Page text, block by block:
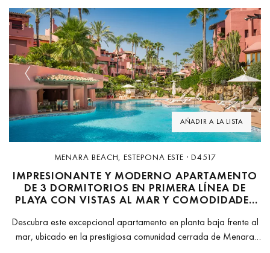
AÑADIR A LA LISTA
Previous Next
MENARA BEACH, ESTEPONA ESTE · D4517
IMPRESIONANTE Y MODERNO APARTAMENTO
DE 3 DORMITORIOS EN PRIMERA LÍNEA DE
PLAYA CON VISTAS AL MAR Y COMODIDADES
Descubra este excepcional apartamento en planta baja frente al
mar, ubicado en la prestigiosa comunidad cerrada de Menara